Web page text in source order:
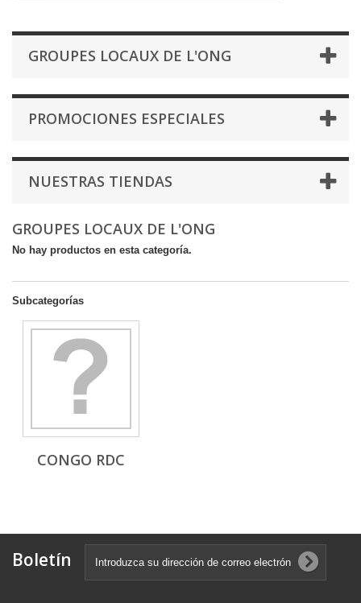
GROUPES LOCAUX DE L'ONG
PROMOCIONES ESPECIALES
NUESTRAS TIENDAS
GROUPES LOCAUX DE L'ONG
No hay productos en esta categoría.
Subcategorías
CONGO RDC
Boletín